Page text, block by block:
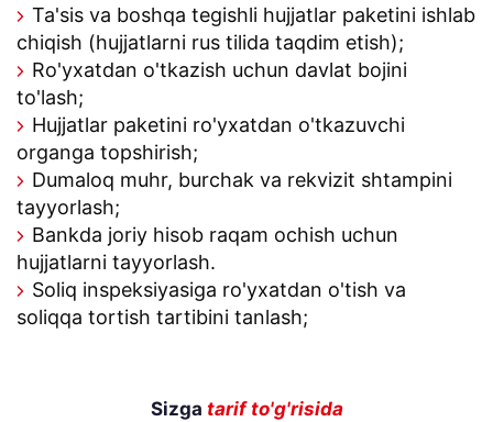
Ta'sis va boshqa tegishli hujjatlar paketini ishlab
chiqish (hujjatlarni rus tilida taqdim etish);
Ro'yxatdan o'tkazish uchun davlat bojini
to'lash;
Hujjatlar paketini ro'yxatdan o'tkazuvchi
organga topshirish;
Dumaloq muhr, burchak va rekvizit shtampini
tayyorlash;
Bankda joriy hisob raqam ochish uchun
hujjatlarni tayyorlash.
Soliq inspeksiyasiga ro'yxatdan o'tish va
soliqqa tortish tartibini tanlash;
Sizga tarif to'g'risida